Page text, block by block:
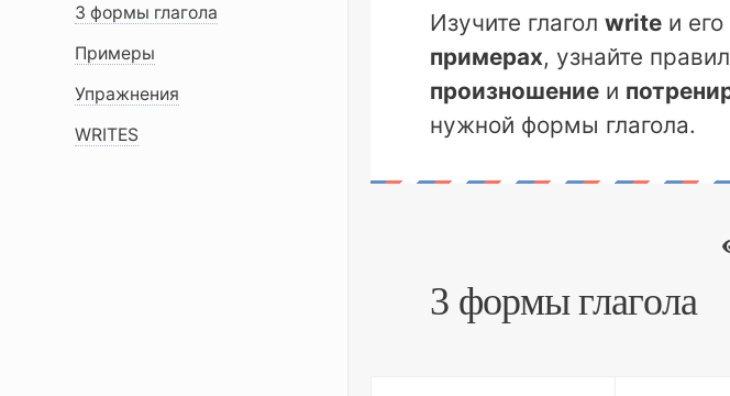
3 формы глагола
Примеры
Упражнения
WRITES
Изучите глаголwrite и
примерах, узнайте
произношение и
нужной формы глагола.
3 формы глагола